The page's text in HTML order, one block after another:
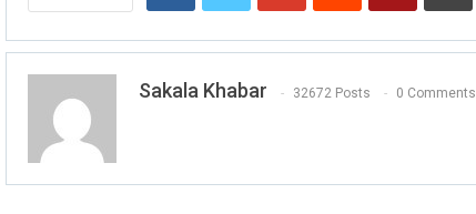
Sakala Khabar 32672 Posts 0 Comments